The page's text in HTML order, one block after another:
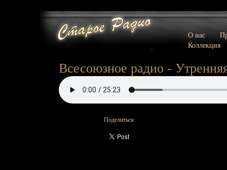
О нас
Коллекция
Всесоюзное радио -
Поделиться: